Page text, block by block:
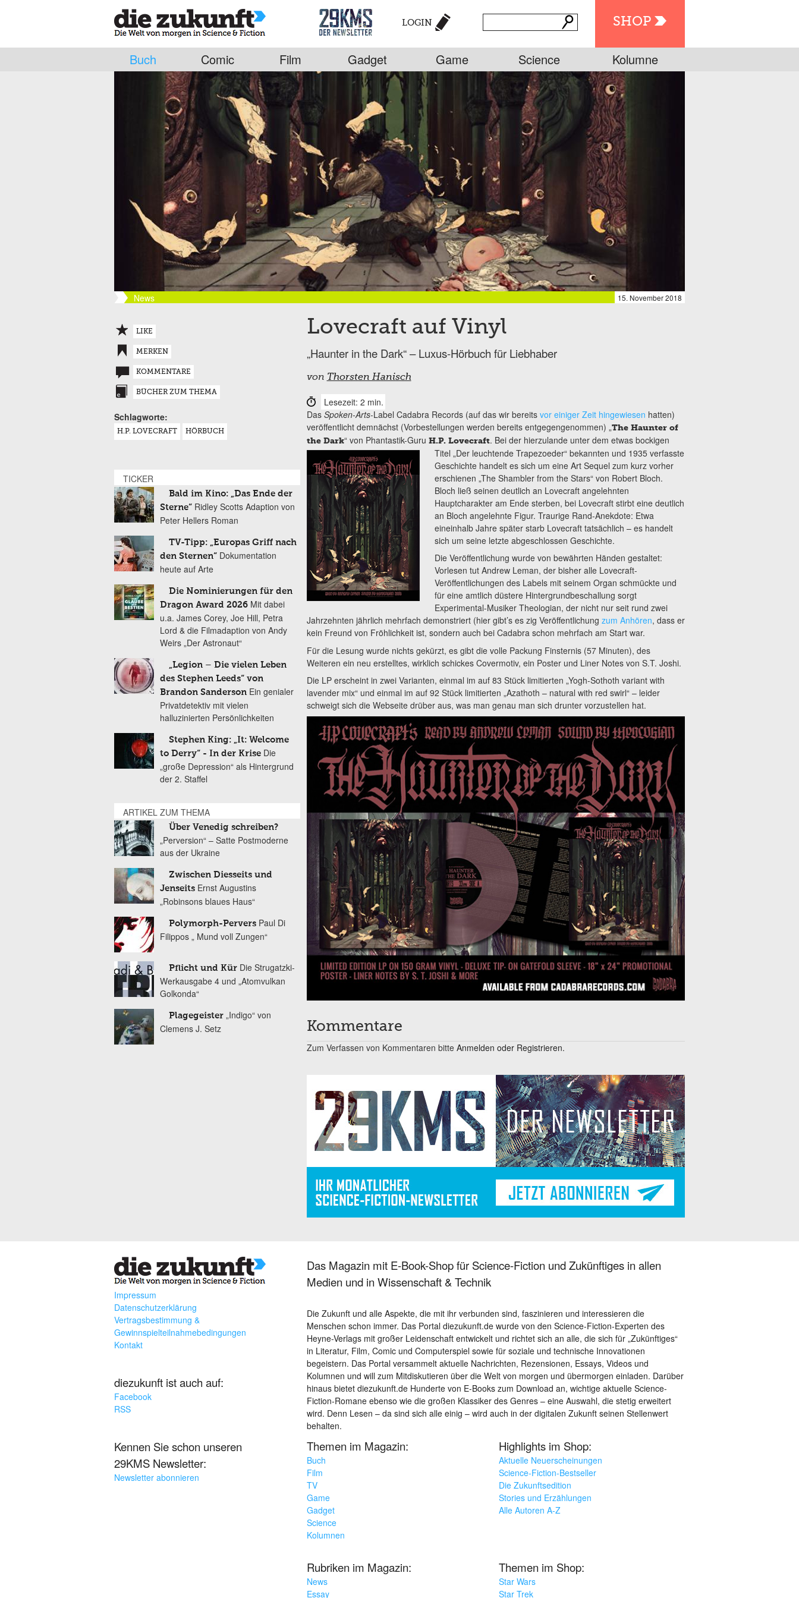
SHOP
LOGIN
Buch Comic Film Gadget Game Science Kolumne
News 15. November 2018
Lovecraft auf Vinyl
„Haunter in the Dark“ – Luxus-Hörbuch für Liebhaber
von Thorsten Hanisch
Lesezeit: 2 min.
Das Spoken-Arts-Label Cadabra Records (auf das wir bereits vor einiger Zeit hingewiesen hatten)
veröffentlicht demnächst (Vorbestellungen werden bereits entgegengenommen) „The Haunter of
the Dark“ von Phantastik-Guru H.P. Lovecraft. Bei der hierzulande unter dem etwas bockigen
Titel „Der leuchtende Trapezoeder“ bekannten und 1935verfasste
Geschichte handelt es sich um eine Art Sequel zum kurz vorher
erschienen „The Shambler from the Stars“ von Robert Bloch.
Bloch ließ seinen deutlich an Lovecraft angelehnten
Hauptcharakter am Ende sterben, bei Lovecraft stirbt eine deutlich
an Bloch angelehnte Figur. Traurige Rand-Anekdote: Etwa
eineinhalb Jahre später starb Lovecraft tatsächlich – es handelt
sich um seine letzte abgeschlossen Geschichte.
Die Veröffentlichung wurde von bewährten Händen gestaltet:
Vorlesen tut Andrew Leman, der bisher alle Lovecraft-
Veröffentlichungen des Labels mit seinem Organ schmückte und
für eine amtlich düstere Hintergrundbeschallung sorgt
Experimental-Musiker Theologian, der nicht nur seit rund zwei
Jahrzehnten jährlich mehrfach demonstriert (hier gibt’s es zig Veröffentlichung zum Anhören, dass er
kein Freund von Fröhlichkeit ist, sondern auch bei Cadabra schon mehrfach am Start war.
Für die Lesung wurde nichts gekürzt, es gibt die volle Packung Finsternis (57 Minuten), des
Weiteren ein neu erstelltes, wirklich schickes Covermotiv, ein Poster und Liner Notes von S.T. Joshi.
Die LP erscheint in zwei Varianten, einmal im auf 83 Stück limitierten „Yogh-Sothoth variant with
lavender mix“ und einmal im auf 92 Stück limitierten „Azathoth – natural with red swirl“ – leider
schweigt sich die Webseite drüber aus, was man genau man sich drunter vorzustellen hat.
Kommentare
Zum Verfassen von Kommentaren bitte Anmelden oder Registrieren.
LIKE
MERKEN
KOMMENTARE
BÜCHER ZUM THEMA
Schlagworte:
H.P. LOVECRAFT HÖRBUCH
TICKER
Bald im Kino: „Das Ende der
Sterne“ Ridley Scotts Adaption von
Peter Hellers Roman
TV-Tipp: „Europas Griff nach
den Sternen“ Dokumentation
heute auf Arte
Die Nominierungen für den
Dragon Award 2026 Mit dabei
u.a. James Corey, Joe Hill, Petra
Lord & die Filmadaption von Andy
Weirs „Der Astronaut“
„Legion – Die vielen Leben
des Stephen Leeds“ von
Brandon Sanderson Ein genialer
Privatdetektiv mit vielen
halluzinierten Persönlichkeiten
Stephen King: „It: Welcome
to Derry“ - In der Krise Die
„große Depression“ als Hintergrund
der 2. Staffel
ARTIKEL ZUM THEMA
Über Venedig schreiben?
„Perversion“ – Satte Postmoderne
aus der Ukraine
Zwischen Diesseits und
Jenseits Ernst Augustins
„Robinsons blaues Haus“
Polymorph-Pervers Paul Di
Filippos „ Mund voll Zungen“
Pflicht und Kür Die Strugatzki-
Werkausgabe 4 und „Atomvulkan
Golkonda“
Plagegeister „Indigo“ von
Clemens J. Setz
Impressum
Datenschutzerklärung
Vertragsbestimmung &
Gewinnspielteilnahmebedingungen
Kontakt
diezukunft ist auch auf:
Facebook
RSS
Kennen Sie schon unseren
29KMS Newsletter:
Newsletter abonnieren
Das Magazin mit E-Book-Shop für Science-Fiction und Zukünftiges in allen
Medien und in Wissenschaft & Technik
Die Zukunft und alle Aspekte, die mit ihr verbunden sind, faszinieren und interessieren die
Menschen schon immer. Das Portal diezukunft.de wurde von den Science-Fiction-Experten des
Heyne-Verlags mit großer Leidenschaft entwickelt und richtet sich an alle, die sich für „Zukünftiges“
in Literatur, Film, Comic und Computerspiel sowie für soziale und technische Innovationen
begeistern. Das Portal versammelt aktuelle Nachrichten, Rezensionen, Essays, Videos und
Kolumnen und will zum Mitdiskutieren über die Welt von morgen und übermorgen einladen. Darüber
hinaus bietet diezukunft.de Hunderte von E-Books zum Download an, wichtige aktuelle Science-
Fiction-Romane ebenso wie die großen Klassiker des Genres – eine Auswahl, die stetig erweitert
wird. Denn Lesen – da sind sich alle einig – wird auch in der digitalen Zukunft seinen Stellenwert
behalten.
Themen im Magazin:
Buch
Film
TV
Game
Gadget
Science
Kolumnen
Highlights im Shop:
Aktuelle Neuerscheinungen
Science-Fiction-Bestseller
Die Zukunftsedition
Stories und Erzählungen
Alle Autoren A-Z
Rubriken im Magazin:
News
Essay
Themen im Shop:
Star Wars
Star Trek